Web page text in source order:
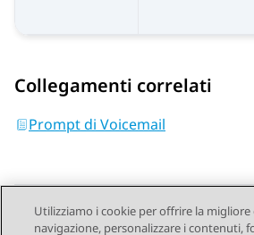
Collegamenti correlati
Prompt di Voicemail
Utilizziamo i cookie per offrire la migliore
navigazione, personalizzare i contenuti,